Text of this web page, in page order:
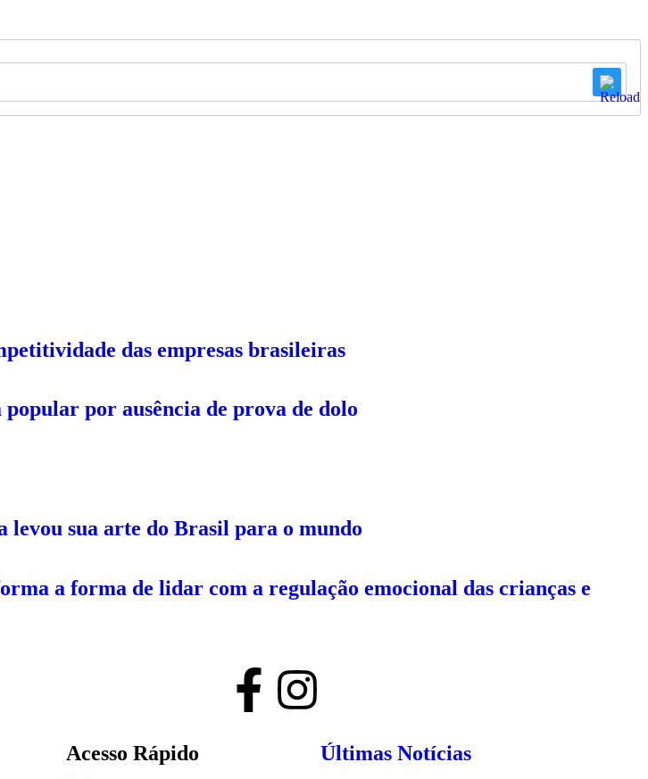
das empresas brasileiras
por ausência de prova de dolo
sua arte do Brasil para o mundo
a forma de lidar com a regulação emocional das crianças e
Acesso Rápido Últimas Notícias